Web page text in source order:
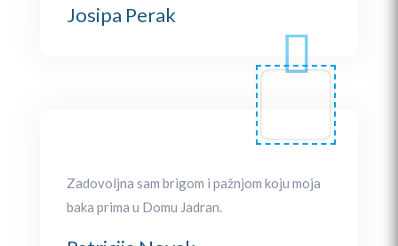
Josipa Perak
Zadovoljna sam brigom i pažnjom koju moja
baka prima u Domu Jadran.